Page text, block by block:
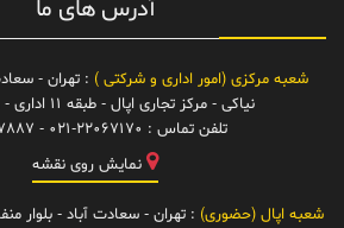
آدرس های ما
شعبه مرکزی (امور اداری و شرکتی ) : تهران -
نیاکی - مرکز تجاری اپال - طبقه 11 اداری - واحد 1102
تلفن تماس : 021-22067170 - 22067887
نمایش روی نقشه
شعبه اپال (حضوری) : تهران - سعادت آباد - بلوار